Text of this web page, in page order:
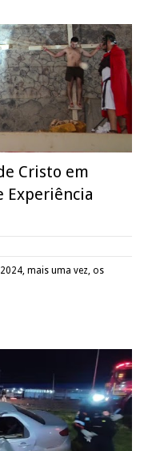
Cristo em
Experiência
mais uma vez, os